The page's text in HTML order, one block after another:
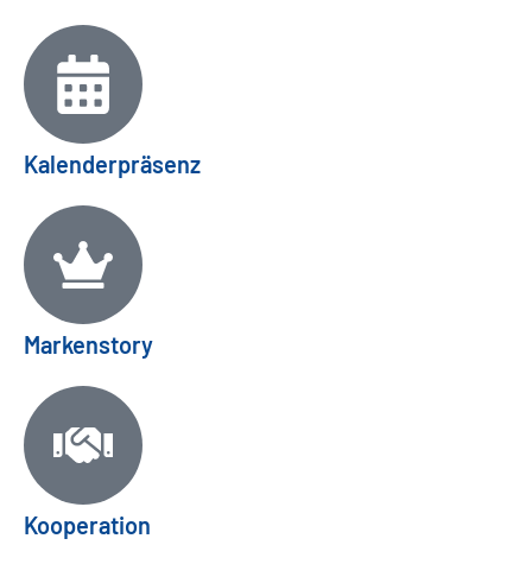
Kalenderpräsenz
Markenstory
Kooperation